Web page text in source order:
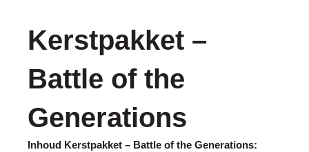
Kerstpakket –
Battle of the
Generations
Inhoud Kerstpakket – Battle of the Generations: